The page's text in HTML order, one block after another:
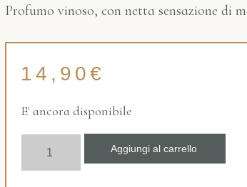
Profumo vinoso, con netta sensazione di
14,90€
E' ancora disponibile
Aggiungi al carrello